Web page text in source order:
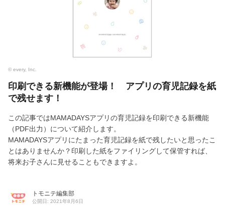
© every, Inc.
印刷できる新機能が登場！ アプリの育児記録を紙
で残せます！
この記事ではMAMADAYSアプリの育児記録を印刷できる新機能
（PDF出力）について紹介します。
MAMADAYSアプリにたまった育児記録を紙で残したいと思ったこ
とはありませんか？印刷した紙をファイリングして保管すれば、
将来お子さんに見せることもできますよ。
トモニテ編集部
公開日: 2021年8月6日